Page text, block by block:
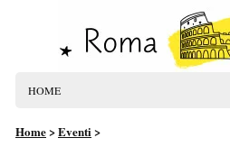
HOME
Home>Eventi>